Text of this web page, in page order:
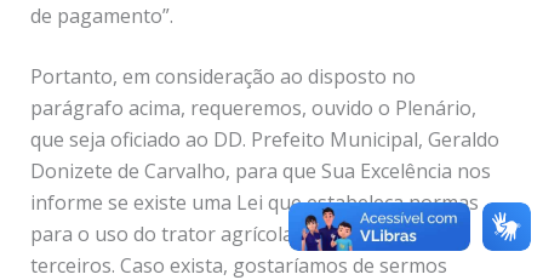
de pagamento”.
Portanto, em consideração ao disposto no
parágrafo acima, requeremos, ouvido o Plenário,
que seja oficiado ao DD. Prefeito Municipal, Geraldo
Donizete de Carvalho, para que Sua Excelência nos
informe se existe uma Lei que estabeleça normas
para o uso do trator agrícola da Prefeitura por
terceiros. Caso exista, gostaríamos de sermos